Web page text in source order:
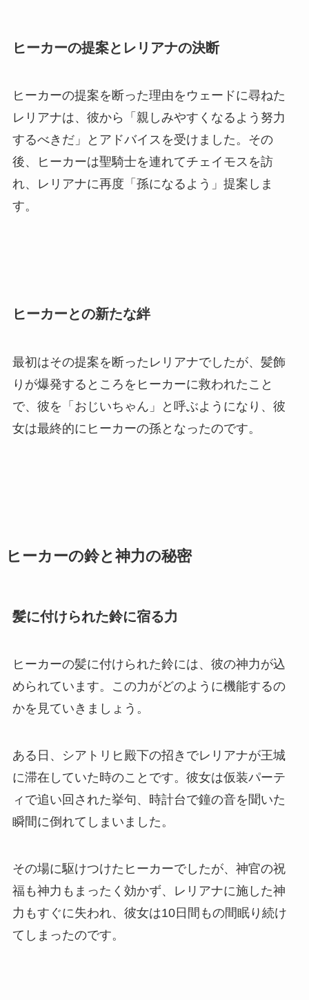
ヒーカーの提案とレリアナの決断
ヒーカーの提案を断った理由をウェードに尋ねた
レリアナは、彼から「親しみやすくなるよう努力
するべきだ」とアドバイスを受けました。その
後、ヒーカーは聖騎士を連れてチェイモスを訪
れ、レリアナに再度「孫になるよう」提案しま
す。
ヒーカーとの新たな絆
最初はその提案を断ったレリアナでしたが、髪飾
りが爆発するところをヒーカーに救われたこと
で、彼を「おじいちゃん」と呼ぶようになり、彼
女は最終的にヒーカーの孫となったのです。
ヒーカーの鈴と神力の秘密
髪に付けられた鈴に宿る力
ヒーカーの髪に付けられた鈴には、彼の神力が込
められています。この力がどのように機能するの
かを見ていきましょう。
ある日、シアトリヒ殿下の招きでレリアナが王城
に滞在していた時のことです。彼女は仮装パーテ
ィで追い回された挙句、時計台で鐘の音を聞いた
瞬間に倒れてしまいました。
その場に駆けつけたヒーカーでしたが、神官の祝
福も神力もまったく効かず、レリアナに施した神
力もすぐに失われ、彼女は10日間もの間眠り続け
てしまったのです。